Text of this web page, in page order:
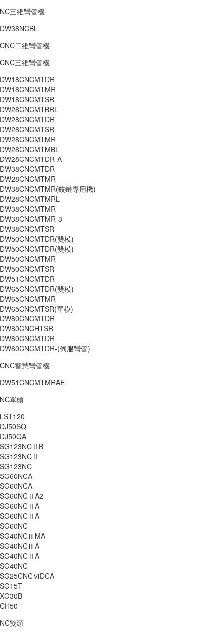
NC三維彎管機
DW38NCBL
CNC二維彎管機
CNC三維彎管機
DW18CNCMTDR
DW18CNCMTMR
DW18CNCMTSR
DW28CNCMTBRL
DW28CNCMTDR
DW28CNCMTSR
DW28CNCMTMR
DW28CNCMTMBL
DW28CNCMTDR-A
DW38CNCMTDR
DW28CNCMTMR
DW38CNCMTMR(鉸鏈專用機)
DW28CNCMTMRL
DW38CNCMTMR
DW38CNCMTMR-3
DW38CNCMTSR
DW50CNCMTDR(雙模)
DW50CNCMTDR(雙模)
DW50CNCMTMR
DW50CNCMTSR
DW51CNCMTDR
DW65CNCMTDR(雙模)
DW65CNCMTMR
DW65CNCMTSR(單模)
DW80CNCMTDR
DW80CNCHTSR
DW80CNCMTDR
DW80CNCMTDR-(伺服彎管)
CNC智慧彎管機
DW51CNCMTMRAE
NC單頭
LST120
DJ50SQ
DJ50QA
SG123NCⅡB
SG123NCⅡ
SG123NC
SG60NCA
SG60NCA
SG60NCⅡA2
SG60NCⅡA
SG60NCⅡA
SG60NC
SG40NCⅢMA
SG40NCⅢA
SG40NCⅡA
SG40NC
SG25CNCⅥDCA
SG15T
XG30B
CH50
NC雙頭